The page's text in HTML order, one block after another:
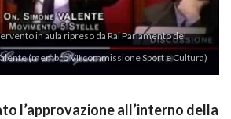
in aula ripreso da Rai Parlamento del
(membro VII commissione Sport e Cultura)
l’approvazione all’interno della